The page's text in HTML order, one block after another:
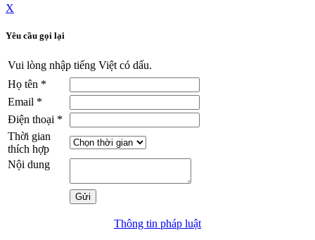
X
Yêu cầu gọi lại
Vui lòng nhập tiếng Việt có dấu.
Họ tên *
Email *
Điện thoại *
Thời gian
thích hợp
Nội dung
Thông tin pháp luật